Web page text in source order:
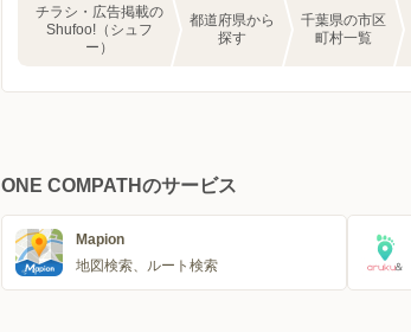
チラシ・広告掲載の
Shufoo!（シュフ
ー）
都道府県から
探す
千葉県の市区
町村一覧
ONE COMPATHのサービス
Mapion
地図検索、ルート検索